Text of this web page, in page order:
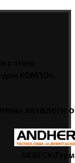
каталоги